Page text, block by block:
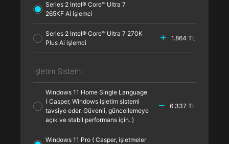
Series 2 Intel® Core™ Ultra 7
265KF Ai işlemci
Series 2 Intel® Core™ Ultra 7 270K
Plus Ai işlemci
1.864 TL
İşletim Sistemi
Windows 11 Home Single Language
( Casper, Windows işletim sistemi
tavsiye eder. Güvenli, güncellemeye
açık ve stabil performans için. )
6.337 TL
Windows 11 Pro ( Casper, işletmeler